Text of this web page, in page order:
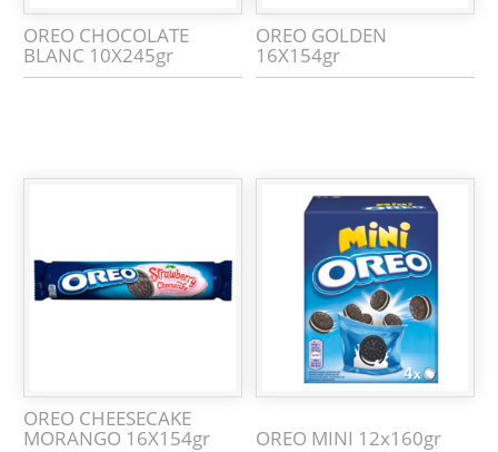
OREO CHOCOLATE
BLANC 10X245gr
OREO GOLDEN
16X154gr
OREO CHEESECAKE
MORANGO 16X154gr OREO MINI 12x160gr